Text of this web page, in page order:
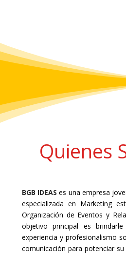
Quienes
BGB IDEAS es una empresa
especializada en Marketing
Organización de Eventos y
objetivo principal es brindarle
experiencia y profesionalismo
comunicación para potenciar